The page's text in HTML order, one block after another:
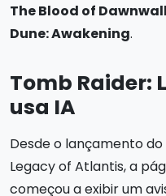
The Blood of
Dune: Awakening.
Tomb Raider:
usa IA
Desde o lançamento
Legacy of Atlantis, a
começou a exibir um